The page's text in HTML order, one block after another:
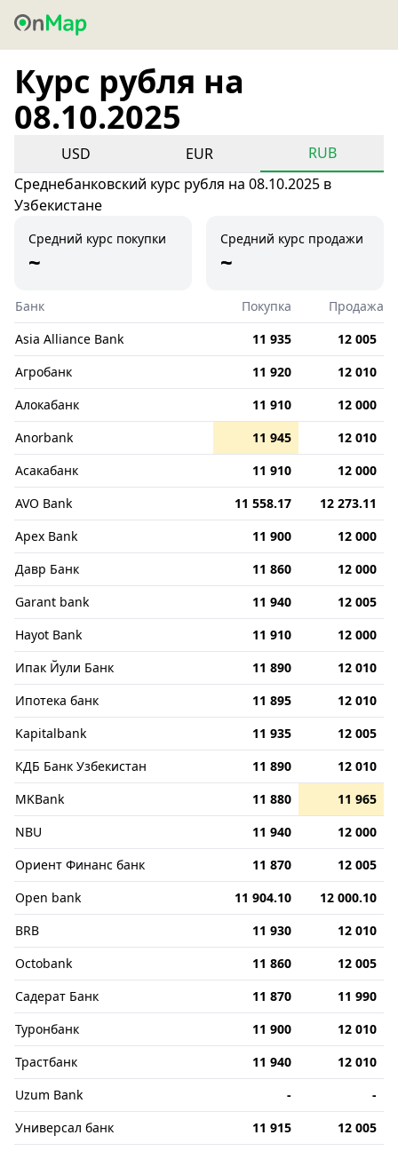
Курс рубля на
08.10.2025
USD EUR
RUB
Среднебанковский курс рубля на 08.10.2025 в
Узбекистане
Средний курс покупки
~
Средний курс продажи
~
Банк Покупка
Продажа
Asia Alliance Bank
11 935
12 005
Агробанк
11 920
12 010
Алокабанк
11 910
12 000
Anorbank
11 945
12 010
Асакабанк
11 910
12 000
AVO Bank
11 558.17
12 273.11
Apex Bank
11 900
12 000
Давр Банк
11 860
12 000
Garant bank
11 940
12 005
Hayot Bank
11 910
12 000
Ипак Йули Банк
11 890
12 010
Ипотека банк
11 895
12 010
Kapitalbank
11 935
12 005
КДБ Банк Узбекистан
11 890
12 010
MKBank
11 880
11 965
NBU
11 940
12 000
Ориент Финанс банк
11 870
12 005
Open bank
11 904.10
12 000.10
BRB
11 930
12 010
Octobank
11 860
12 005
Садерат Банк
11 870
11 990
Туронбанк
11 900
12 010
Трастбанк
11 940
12 010
Uzum Bank
-
-
Универсал банк
11 915
12 005